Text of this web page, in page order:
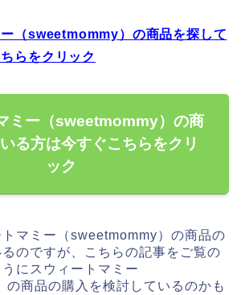
（sweetmommy）の商品を探して
らをクリック
ミー（sweetmommy）の商
る方は今すぐこちらをクリ
ック
マミー（sweetmommy）の商品の
のですが、こちらの記事をご覧の
にスウィートマミー
の商品の購入を検討しているのかも